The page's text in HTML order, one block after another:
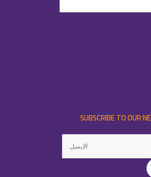
SUBSCRIBE TO OUR